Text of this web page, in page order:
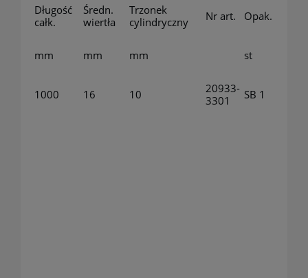
Długość
całk.
Średn.
wiertła
Trzonek
cylindryczny
Nr art. Opak.
mm mm mm st
1000 16 10
20933-
3301
SB 1